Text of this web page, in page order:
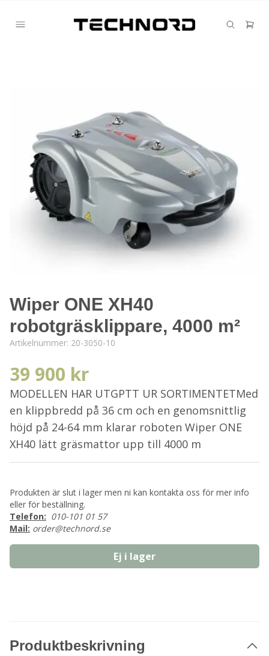
Wiper ONE XH40
robotgräsklippare, 4000 m²
Artikelnummer: 20-3050-10
39 900 kr
MODELLEN HAR UTGPTT UR SORTIMENTETMed
en klippbredd på 36 cm och en genomsnittlig
höjd på 24-64 mm klarar roboten Wiper ONE
XH40 lätt gräsmattor upp till 4000 m
Produkten är slut i lager men ni kan kontakta oss för mer info
eller för beställning.
Telefon: 010-101 01 57
Mail: order@technord.se
Ej i lager
Produktbeskrivning